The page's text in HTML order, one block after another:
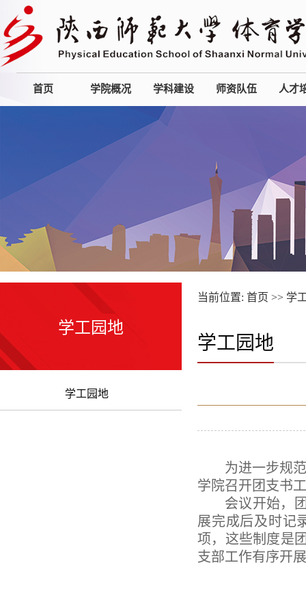
首页 学院概况 学科建设 师资队伍 人才
学工园地
学工园地
当前位置: 首页 >> 学
学工园地
为进一步规
学院召开团支书
会议开始，
展完成后及时记
项， 这些制度是
支部工作有序开